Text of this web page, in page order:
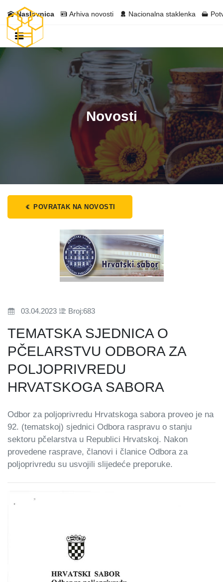
Naslovnica Arhiva novosti Nacionalna staklenka
Novosti
POVRATAK NA NOVOSTI
03.04.2023 Broj:683
TEMATSKA SJEDNICA O
PČELARSTVU ODBORA ZA
POLJOPRIVREDU
HRVATSKOGA SABORA
Odbor za poljoprivredu Hrvatskoga sabora proveo je na
92. (tematskoj) sjednici Odbora raspravu o stanju
sektoru pčelarstva u Republici Hrvatskoj. Nakon
provedene rasprave, članovi i članice Odbora za
poljoprivredu su usvojili slijedeće preporuke.